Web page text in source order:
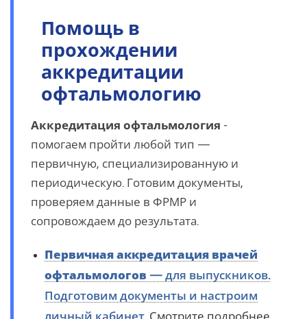
Помощь в
прохождении
аккредитации
офтальмологию
Аккредитация офтальмология -
помогаем пройти любой тип —
первичную, специализированную и
периодическую. Готовим документы,
проверяем данные в ФРМР и
сопровождаем до результата.
Первичная аккредитация врачей
офтальмологов — для выпускников.
Подготовим документы и настроим
личный кабинет.Смотрите подробнее.